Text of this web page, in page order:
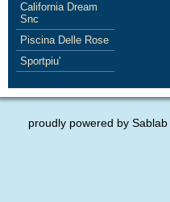
California Dream
Snc
Piscina Delle Rose
Sportpiu'
proudly powered by Sablab